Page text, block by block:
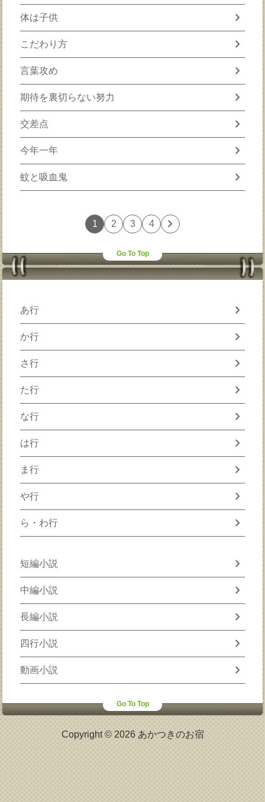
体は子供 chevron_right
こだわり方 chevron_right
言葉攻め chevron_right
期待を裏切らない努力 chevron_right
交差点 chevron_right
今年一年 chevron_right
蚊と吸血鬼 chevron_right
1 2 3 4 chevron_right
Go To Top
あ行 chevron_right
か行 chevron_right
さ行 chevron_right
た行 chevron_right
な行 chevron_right
は行 chevron_right
ま行 chevron_right
や行 chevron_right
ら・わ行 chevron_right
短編小説 chevron_right
中編小説 chevron_right
長編小説 chevron_right
四行小説 chevron_right
動画小説 chevron_right
Go To Top
Copyright © 2026 あかつきのお宿